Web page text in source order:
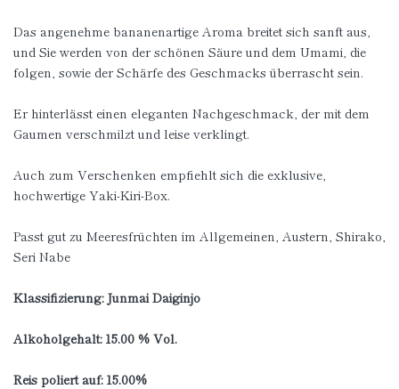
Das angenehme bananenartige Aroma breitet sich sanft aus,
und Sie werden von der schönen Säure und dem Umami, die
folgen, sowie der Schärfe des Geschmacks überrascht sein.
Er hinterlässt einen eleganten Nachgeschmack, der mit dem
Gaumen verschmilzt und leise verklingt.
Auch zum Verschenken empfiehlt sich die exklusive,
hochwertige Yaki-Kiri-Box.
Passt gut zu Meeresfrüchten im Allgemeinen, Austern, Shirako,
Seri Nabe
Klassifizierung: Junmai Daiginjo
Alkoholgehalt: 15.00 % Vol.
Reis poliert auf: 15.00%